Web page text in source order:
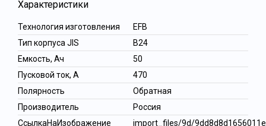
Характеристики
Технология изготовления
EFB
Тип корпуса JIS
B24
Емкость, Ач
50
Пусковой ток, А
470
Полярность
Обратная
Производитель
Россия
СсылкаНаИзображение
import_files/9d/